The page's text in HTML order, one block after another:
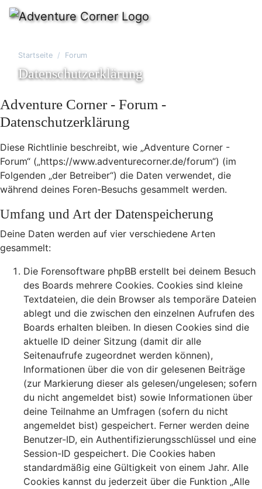
Startseite Forum
Datenschutzerklärung
Adventure Corner - Forum -
Datenschutzerklärung
Diese Richtlinie beschreibt, wie „Adventure Corner -
Forum“ („https://www.adventurecorner.de/forum“) (im
Folgenden „der Betreiber“) die Daten verwendet, die
während deines Foren-Besuchs gesammelt werden.
Umfang und Art der Datenspeicherung
Deine Daten werden auf vier verschiedene Arten
gesammelt:
Die Forensoftware phpBB erstellt bei deinem Besuch
des Boards mehrere Cookies. Cookies sind kleine
Textdateien, die dein Browser als temporäre Dateien
ablegt und die zwischen den einzelnen Aufrufen des
Boards erhalten bleiben. In diesen Cookies sind die
aktuelle ID deiner Sitzung (damit dir alle
Seitenaufrufe zugeordnet werden können),
Informationen über die von dir gelesenen Beiträge
(zur Markierung dieser als gelesen/ungelesen; sofern
du nicht angemeldet bist) sowie Informationen über
deine Teilnahme an Umfragen (sofern du nicht
angemeldet bist) gespeichert. Ferner werden deine
Benutzer-ID, ein Authentifizierungsschlüssel und eine
Session-ID gespeichert. Die Cookies haben
standardmäßig eine Gültigkeit von einem Jahr. Alle
Cookies kannst du jederzeit über die Funktion „Alle